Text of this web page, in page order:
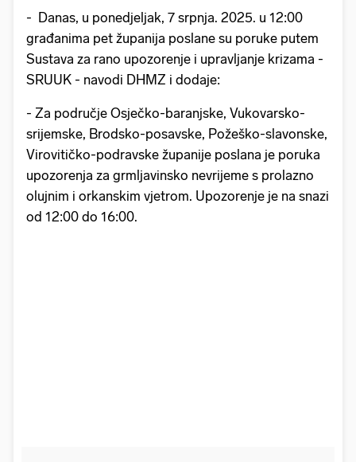
- Danas, u ponedjeljak, 7 srpnja. 2025. u 12:00
građanima pet županija poslane su poruke putem
Sustava za rano upozorenje i upravljanje krizama -
SRUUK - navodi DHMZ i dodaje:
- Za područje Osječko-baranjske, Vukovarsko-
srijemske, Brodsko-posavske, Požeško-slavonske,
Virovitičko-podravske županije poslana je poruka
upozorenja za grmljavinsko nevrijeme s prolazno
olujnim i orkanskim vjetrom. Upozorenje je na snazi
od 12:00 do 16:00.